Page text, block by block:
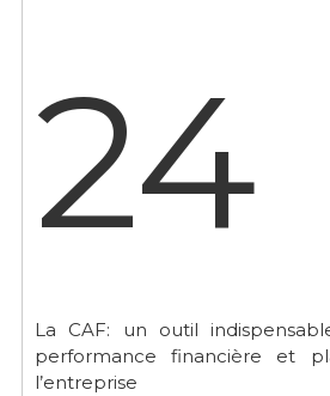
24
La CAF: un outil
performance financière et
l’entreprise